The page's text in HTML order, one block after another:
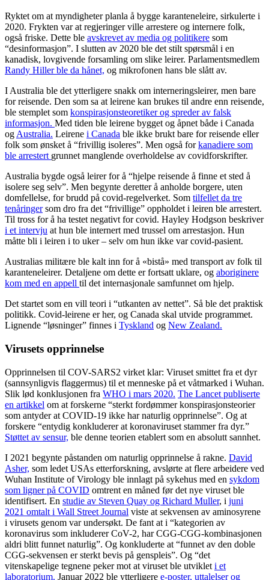
Ryktet om at myndigheter planla å bygge karanteneleire, sirkulerte i
2020. Frykten var at regjeringer ville arrestere og internere folk,
også friske. Dette ble avskrevet av media og politikere som
“desinformasjon”. I slutten av 2020 ble det stilt spørsmål i en
kanadisk, lovgivende forsamling om slike leirer. Parlamentsmedlem
Randy Hiller ble da hånet, og mikrofonen hans ble slått av.
I Australia ble det ytterligere snakk om interneringsleirer, men bare
for reisende. Den som sa at leirene kan brukes til andre enn reisende,
ble stemplet som konspirasjonsteoretiker og spreder av falsk
informasjon. Med tiden ble leirene bygget og åpnet både i Canada
ogAustralia. Leirene i Canada ble ikke brukt bare for reisende eller
folk som ønsket å “frivillig isoleres”. Men også forkanadiere som
ble arrestert grunnet manglende overholdelse av covidforskrifter.
Australia bygde også leirer for å “hjelpe reisende å finne et sted å
isolere seg selv”. Men begynte deretter å anholde borgere, uten
domfellelse, for brudd på covid-regelverket. Som tilfellet da tre
tenåringersom dro fra det “frivillige” oppholdet i leiren ble arrestert.
Til tross for å ha testet negativt for covid. Hayley Hodgson beskriver
i et intervju at hun ble internert med trussel om arrestasjon. Hun
måtte bli i leiren i to uker – selv om hun ikke var covid-pasient.
Australias militære ble kalt inn for å «bistå» med transport av folk til
karanteneleirer. Detaljene om dette er fortsatt uklare, og aboriginere
kom med en appell til det internasjonale samfunnet om hjelp.
Det startet som en vill teori i “utkanten av nettet”. Så ble det praktisk
politikk. Covid-leirene er her, og Canada skal utvide programmet.
Lignende “løsninger” finnes i Tyskland og New Zealand.
Virusets opprinnelse
Opprinnelsen til COV-SARS2 virket klar: Viruset smittet fra et dyr
(sannsynligvis flaggermus) til et menneske på et våtmarked i Wuhan.
Slik lød konklusjonen fra WHO i mars 2020. The Lancet publiserte
en artikkel om at forskerne “sterkt fordømmer konspirasjonsteorier
som antyder at COVID-19 ikke har naturlig opprinnelse”. Og at
forskere “entydig konkluderer at koronaviruset stammer fra dyr.”
Støttet av sensur, ble denne teorien etablert som en absolutt sannhet.
I 2021 begynte påstanden om naturlig opprinnelse å rakne. David
Asher, som ledet USAs etterforskning, avslørte at flere arbeidere ved
Wuhan Institute of Virology ble innlagt på sykehus med en sykdom
som ligner på COVID omtrent en måned før det nye viruset ble
identifisert. En studie av Steven Quay og Richard Muller, i juni
2021 omtalt i Wall Street Journal viste at sekvensen av aminosyrene
i virusets genom var undersøkt. De fant at i “kategorien av
koronavirus som inkluderer CoV-2, har CGG-CGG-kombinasjonen
aldri blitt funnet naturlig”. Og konkluderte at “funnet av den doble
CGG-sekvensen er sterkt bevis på genspleis”. Og “det
vitenskapelige tegnene peker mot at viruset ble utviklet i et
laboratorium. Januar 2022 ble ytterligere e-poster, uttalelser og